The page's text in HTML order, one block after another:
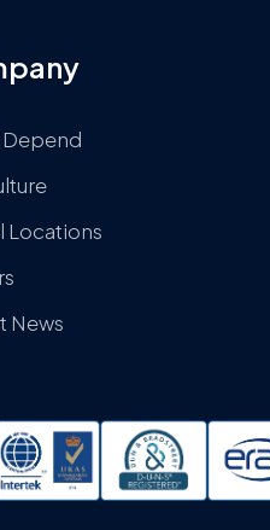
Locations
News
youtube
wechattwitterlinkedin